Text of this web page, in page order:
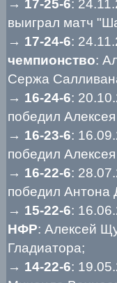
→ 17-25-6:
выиграл матч
→ 17-24-6:
чемпионство:
Сержа
→ 16-24-6:
победил
→ 16-23-6:
победил
→ 16-22-6:
победил
→ 15-22-6:
НФР: Алексей
Гладиатора;
→ 14-22-6: